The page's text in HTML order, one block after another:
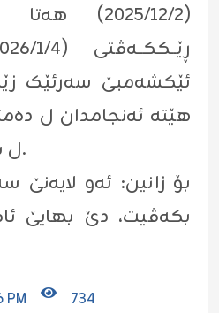
(٢٠٢٥/١٢/٢)
ئێکشەمبێ سەرئێک
ل سەرۆکاتیا زانکۆیێ.
بۆ زانین: ئەو لایەنێ
بکەڤیت، دێ بهایێ
PM 734